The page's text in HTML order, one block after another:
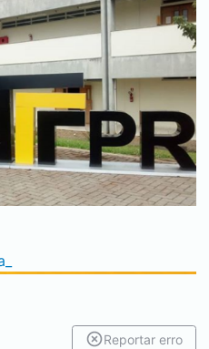
Reportar erro